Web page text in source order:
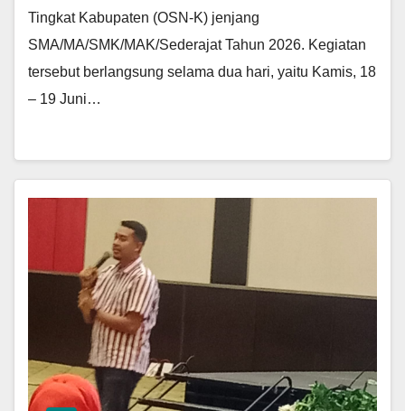
Tingkat Kabupaten (OSN-K) jenjang
SMA/MA/SMK/MAK/Sederajat Tahun 2026. Kegiatan
tersebut berlangsung selama dua hari, yaitu Kamis, 18
– 19 Juni…